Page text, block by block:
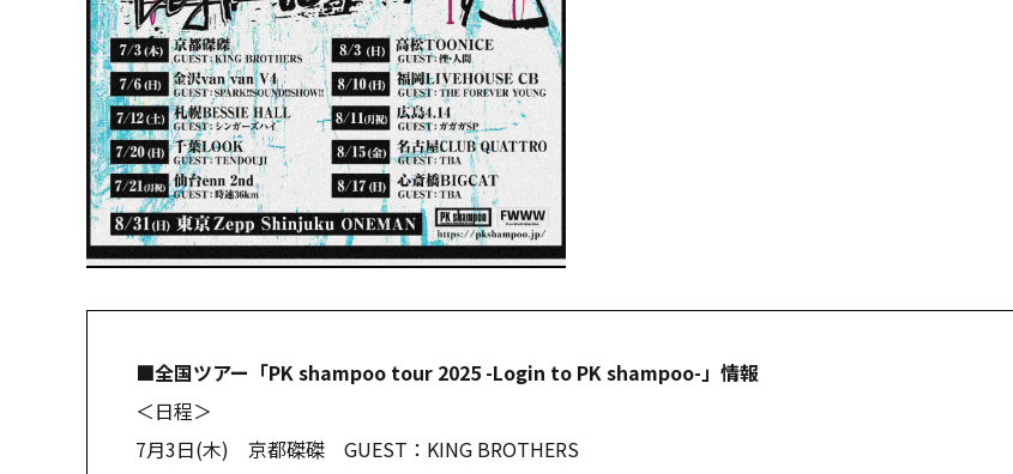
■全国ツアー「PK shampoo tour 2025 -Login to PK shampoo-」情報
＜日程＞
7月3日(木) 京都磔磔 GUEST：KING BROTHERS